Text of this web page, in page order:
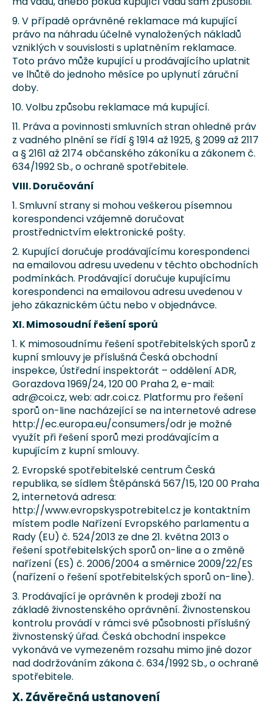
9. V případě oprávněné reklamace má kupující
právo na náhradu účelně vynaložených nákladů
vzniklých v souvislosti s uplatněním reklamace.
Toto právo může kupující u prodávajícího uplatnit
ve lhůtě do jednoho měsíce po uplynutí záruční
doby.
10. Volbu způsobu reklamace má kupující.
11. Práva a povinnosti smluvních stran ohledně práv
z vadného plnění se řídí § 1914 až 1925, § 2099 až 2117
a § 2161 až 2174 občanského zákoníku a zákonem č.
634/1992 Sb., o ochraně spotřebitele.
VIII. Doručování
1. Smluvní strany si mohou veškerou písemnou
korespondenci vzájemně doručovat
prostřednictvím elektronické pošty.
2. Kupující doručuje prodávajícímu korespondenci
na emailovou adresu uvedenu v těchto obchodních
podmínkách. Prodávající doručuje kupujícímu
korespondenci na emailovou adresu uvedenou v
jeho zákaznickém účtu nebo v objednávce.
XI. Mimosoudní řešení sporů
1. K mimosoudnímu řešení spotřebitelských sporů z
kupní smlouvy je příslušná Česká obchodní
inspekce, Ústřední inspektorát – oddělení ADR,
Gorazdova 1969/24, 120 00 Praha 2, e-mail:
adr@coi.cz, web: adr.coi.cz. Platformu pro řešení
sporů on-line nacházející se na internetové adrese
http://ec.europa.eu/consumers/odr je možné
využít při řešení sporů mezi prodávajícím a
kupujícím z kupní smlouvy.
2. Evropské spotřebitelské centrum Česká
republika, se sídlem Štěpánská 567/15, 120 00 Praha
2, internetová adresa:
http://www.evropskyspotrebitel.cz je kontaktním
místem podle Nařízení Evropského parlamentu a
Rady (EU) č. 524/2013 ze dne 21. května 2013 o
řešení spotřebitelských sporů on-line a o změně
nařízení (ES) č. 2006/2004 a směrnice 2009/22/ES
(nařízení o řešení spotřebitelských sporů on-line).
3. Prodávající je oprávněn k prodeji zboží na
základě živnostenského oprávnění. Živnostenskou
kontrolu provádí v rámci své působnosti příslušný
živnostenský úřad. Česká obchodní inspekce
vykonává ve vymezeném rozsahu mimo jiné dozor
nad dodržováním zákona č. 634/1992 Sb., o ochraně
spotřebitele.
X. Závěrečná ustanovení